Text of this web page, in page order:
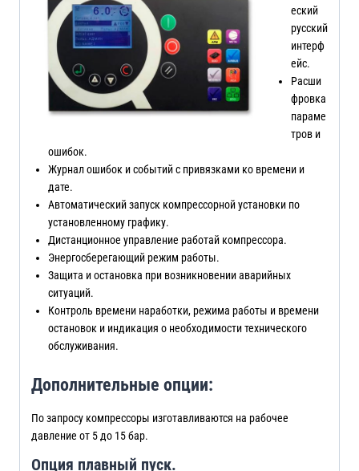
еский
русский
интерф
ейс.
Расши
фровка
параме
тров и
ошибок.
Журнал ошибок и событий с привязками ко времени и
дате.
Автоматический запуск компрессорной установки по
установленному графику.
Дистанционное управление работай компрессора.
Энергосберегающий режим работы.
Защита и остановка при возникновении аварийных
ситуаций.
Контроль времени наработки, режима работы и времени
остановок и индикация о необходимости технического
обслуживания.
Дополнительные опции:
По запросу компрессоры изготавливаются на рабочее
давление от 5 до 15 бар.
Опция плавный пуск.